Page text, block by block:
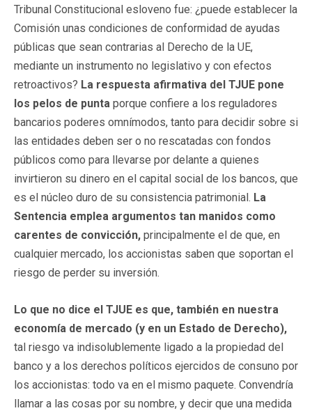
Tribunal Constitucional esloveno fue: ¿puede establecer la
Comisión unas condiciones de conformidad de ayudas
públicas que sean contrarias al Derecho de la UE,
mediante un instrumento no legislativo y con efectos
retroactivos? La respuesta afirmativa del TJUE pone
los pelos de punta porque confiere a los reguladores
bancarios poderes omnímodos, tanto para decidir sobre si
las entidades deben ser o no rescatadas con fondos
públicos como para llevarse por delante a quienes
invirtieron su dinero en el capital social de los bancos, que
es el núcleo duro de su consistencia patrimonial. La
Sentencia emplea argumentos tan manidos como
carentes de convicción, principalmente el de que, en
cualquier mercado, los accionistas saben que soportan el
riesgo de perder su inversión.
Lo que no dice el TJUE es que, también en nuestra
economía de mercado (y en un Estado de Derecho),
tal riesgo va indisolublemente ligado a la propiedad del
banco y a los derechos políticos ejercidos de consuno por
los accionistas: todo va en el mismo paquete. Convendría
llamar a las cosas por su nombre, y decir que una medida